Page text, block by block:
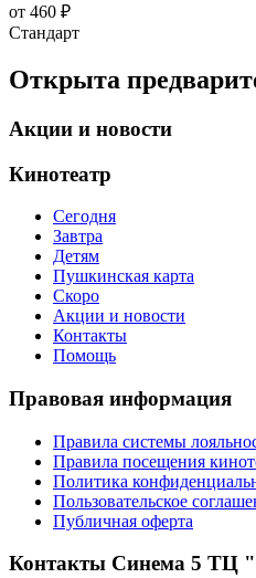
от 460 ₽
Стандарт
Открыта
Акции и новости
Кинотеатр
Сегодня
Завтра
Детям
Пушкинская карта
Скоро
Акции и новости
Контакты
Помощь
Правовая информация
Правила системы
Правила посещения
Политика
Пользовательское
Публичная оферта
Контакты Синема 5 ТЦ